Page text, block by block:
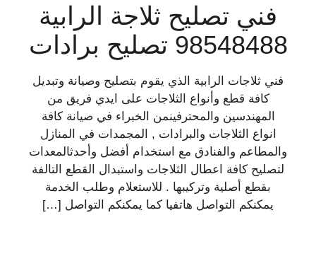
فني تصليح ثلاجة الرابية
98548488 تصليح برادات
فني ثلاجات الرابية الذي يقوم بتصليح وصيانة وتبديل
كافة قطع وأنواع الثلاجات على ايدي فريق من
المهندسين والمحترفينمن الخبراء في صيانة كافة
انواع الثلاجات والبرادات , المجمدات في المنازل
والمطاعم والفنادق مع استخدام أفضل وأحدثالمعدات
لتصليح كافة اعطال الثلاجات واستبدال القطع التالفة
بقطع أصلية وتركيبها . للاستعلام وطلب الخدمة
يمكنكم التواصل هاتفيا كما يمكنكم التواصل […]